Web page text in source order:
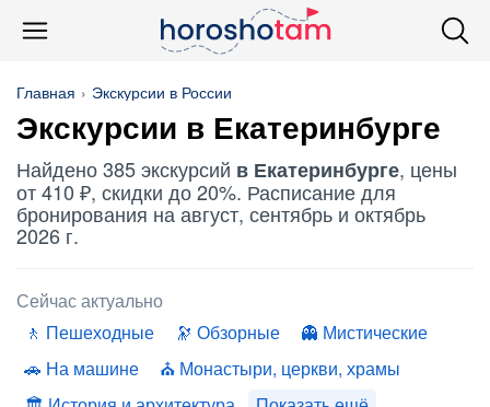
Главная Экскурсии в России
Экскурсии в Екатеринбурге
Найдено 385 экскурсий в Екатеринбурге, цены
от 410 ₽, скидки до 20%. Расписание для
бронирования на август, сентябрь и октябрь
2026 г.
Сейчас актуально
Пешеходные
Обзорные
Мистические
На машине
Монастыри, церкви, храмы